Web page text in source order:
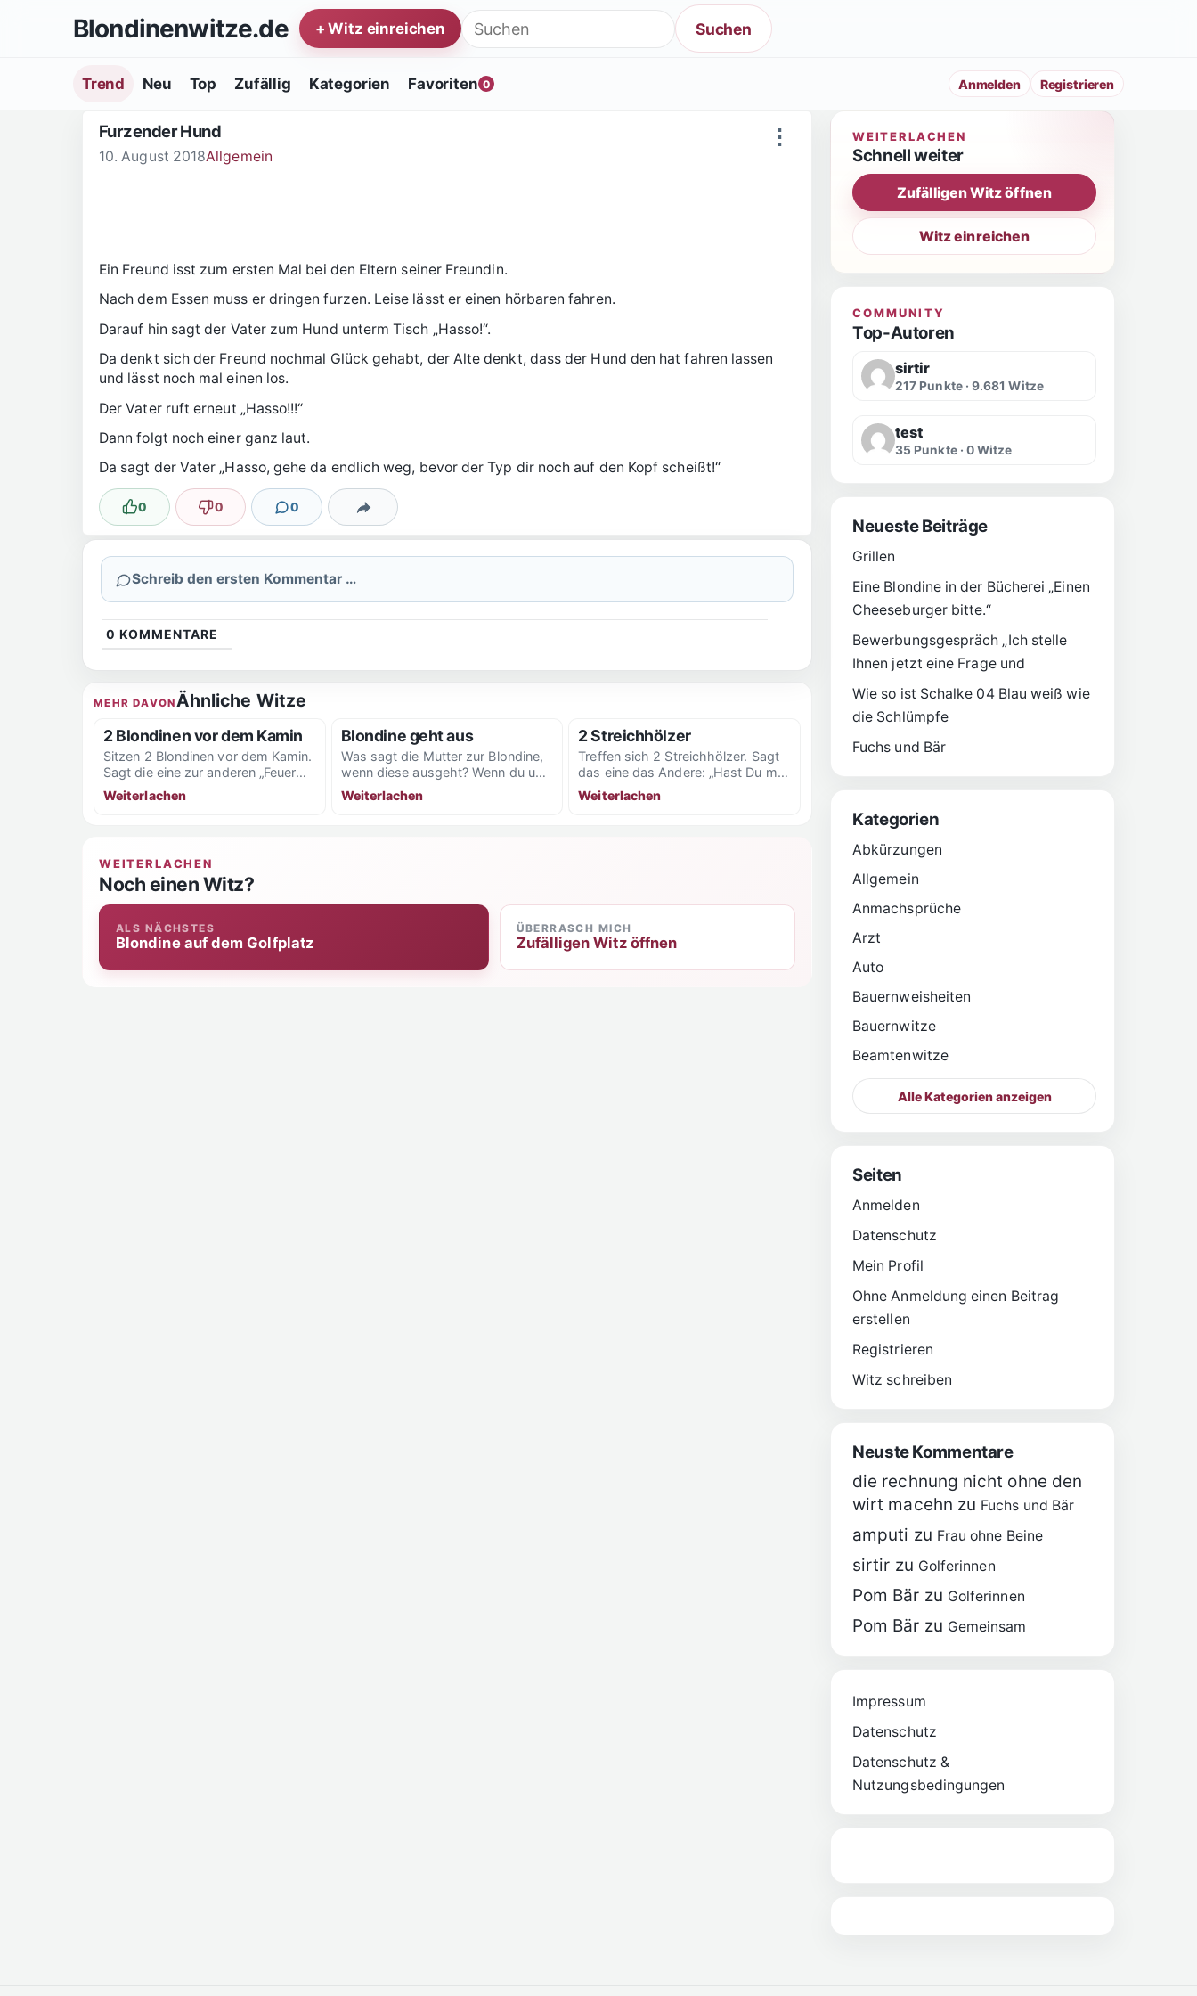
Zum Inhalt springenBlondinenwitze.de Suche nach: Suchen
+ Witz einreichen
Anmelden Registrieren
Trend Neu Top Zufällig Kategorien Favoriten 0
⋮
Furzender Hund
10. August 2018Allgemein
Ein Freund isst zum ersten Mal bei den Eltern seiner Freundin.
Nach dem Essen muss er dringen furzen. Leise lässt er einen hörbaren fahren.
Darauf hin sagt der Vater zum Hund unterm Tisch „Hasso!“.
Da denkt sich der Freund nochmal Glück gehabt, der Alte denkt, dass der Hund den hat fahren lassen
und lässt noch mal einen los.
Der Vater ruft erneut „Hasso!!!“
Dann folgt noch einer ganz laut.
Da sagt der Vater „Hasso, gehe da endlich weg, bevor der Typ dir noch auf den Kopf scheißt!“
Lustig
0 Nicht lustig
0 0
KommentareTeilen
Schreib den ersten Kommentar …
0 KOMMENTARE
MEHR DAVONÄhnliche Witze
2 Blondinen vor dem Kamin
Sitzen 2 Blondinen vor dem Kamin.
Sagt die eine zur anderen „Feuer
mal den Kamin an.“ Darauf die
andere...
Weiterlachen
Blondine geht aus
Was sagt die Mutter zur Blondine,
wenn diese ausgeht? Wenn du um
12 nicht im Bett bist, komme...
Weiterlachen
2 Streichhölzer
Treffen sich 2 Streichhölzer. Sagt
das eine das Andere: „Hast Du mal
’nen Euro?“ Darauf das andere:
„Ne,...
Weiterlachen
WEITERLACHEN
Noch einen Witz?
ALS NÄCHSTES
Blondine auf dem Golfplatz
ÜBERRASCH MICH
Zufälligen Witz öffnen
WEITERLACHEN
Schnell weiter
Zufälligen Witz öffnen
Witz einreichen
COMMUNITY
Top-Autoren
sirtir
217 Punkte · 9.681 Witze
test
35 Punkte · 0 Witze
Neueste Beiträge
Grillen
Eine Blondine in der Bücherei „Einen
Cheeseburger bitte.“
Bewerbungsgespräch „Ich stelle
Ihnen jetzt eine Frage und
Wie so ist Schalke 04 Blau weiß wie
die Schlümpfe
Fuchs und Bär
Kategorien
Abkürzungen
Allgemein
Anmachsprüche
Arzt
Auto
Bauernweisheiten
Bauernwitze
Beamtenwitze
Alle Kategorien anzeigen
Seiten
Anmelden
Datenschutz
Mein Profil
Ohne Anmeldung einen Beitrag
erstellen
Registrieren
Witz schreiben
Neuste Kommentare
die rechnung nicht ohne den
wirt macehn zu Fuchs und Bär
amputi zu Frau ohne Beine
sirtir zu Golferinnen
Pom Bär zu Golferinnen
Pom Bär zu Gemeinsam
Impressum
Datenschutz
Datenschutz &
Nutzungsbedingungen